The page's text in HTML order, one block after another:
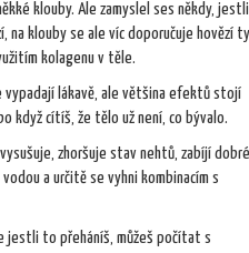
klouby. Ale zamyslel ses někdy, jestli
klouby se ale víc doporučuje hovězí
kolagenu v těle.
vypadají lákavě, ale většina efektů stojí
když cítíš, že tělo už není, co bývalo.
zhoršuje stav nehtů, zabíjí dobré
a určitě se vyhni kombinacím s
jestli to přeháníš, můžeš počítat s